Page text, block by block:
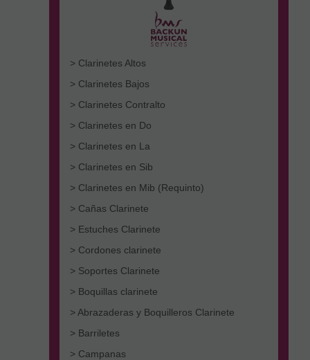
> Clarinetes Altos
> Clarinetes Bajos
> Clarinetes Contralto
> Clarinetes en Do
> Clarinetes en La
> Clarinetes en Sib
> Clarinetes en Mib (Requinto)
> Cañas Clarinete
> Estuches Clarinete
> Cordones clarinete
> Soportes Clarinete
> Boquillas clarinete
> Abrazaderas y Boquilleros Clarinete
> Barriletes
> Campanas